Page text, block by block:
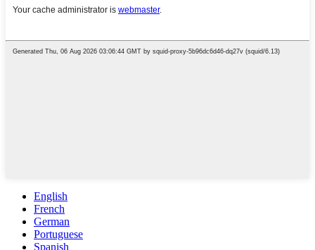
English
French
German
Portuguese
Spanish